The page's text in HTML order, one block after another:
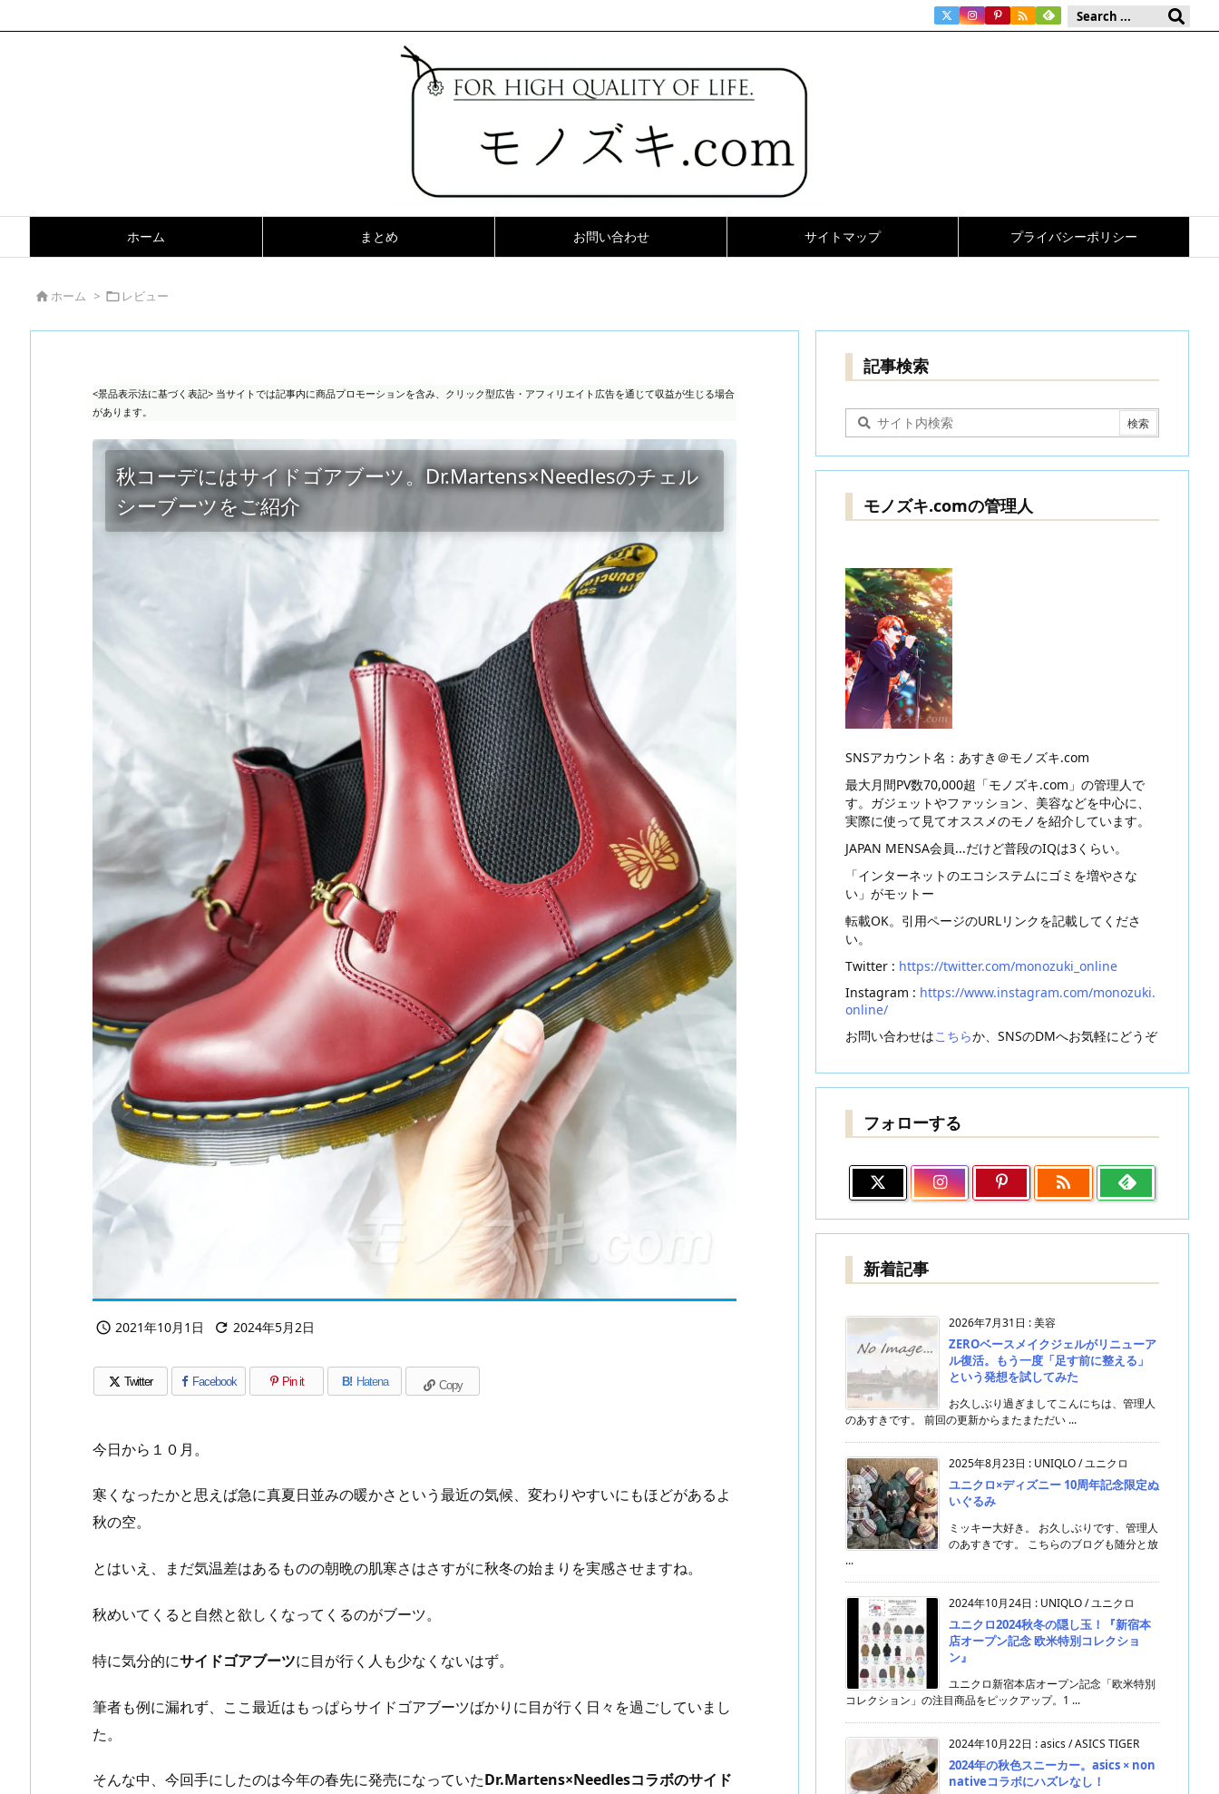
ホーム まとめ お問い合わせ サイトマップ プライバシーポリシー

ホーム >  レビュー
<景品表示法に基づく表記> 当サイトでは記事内に商品プロモーションを含み、クリック型広告・アフィリエイト広告を通じて収益が生じる場合
があります。
秋コーデにはサイドゴアブーツ。Dr.Martens×Needlesのチェル
シーブーツをご紹介
 2021年10月1日  2024年5月2日
Twitter Facebook Pin it B! Hatena Copy
今日から１０月。
寒くなったかと思えば急に真夏日並みの暖かさという最近の気候、変わりやすいにもほどがあるよ
秋の空。
とはいえ、まだ気温差はあるものの朝晩の肌寒さはさすがに秋冬の始まりを実感させますね。
秋めいてくると自然と欲しくなってくるのがブーツ。
特に気分的にサイドゴアブーツに目が行く人も少なくないはず。
筆者も例に漏れず、ここ最近はもっぱらサイドゴアブーツばかりに目が行く日々を過ごしていまし
た。
そんな中、今回手にしたのは今年の春先に発売になっていたDr.Martens×Needlesコラボのサイド
記事検索
モノズキ.comの管理人
SNSアカウント名：あすき＠モノズキ.com
最大月間PV数70,000超「モノズキ.com」の管理人で
す。ガジェットやファッション、美容などを中心に、
実際に使って見てオススメのモノを紹介しています。
JAPAN MENSA会員...だけど普段のIQは3くらい。
「インターネットのエコシステムにゴミを増やさな
い」がモットー
転載OK。引用ページのURLリンクを記載してくださ
い。
Twitter : https://twitter.com/monozuki_online
Instagram : https://www.instagram.com/monozuki.
online/
お問い合わせはこちらか、SNSのDMへお気軽にどうぞ
フォローする

新着記事
2026年7月31日 :美容
ZEROベースメイクジェルがリニューア
ル復活。もう一度「足す前に整える」
という発想を試してみた
お久しぶり過ぎましてこんにちは、管理人
のあすきです。 前回の更新からまたまただい ...
2025年8月23日 : UNIQLO / ユニクロ
ユニクロ×ディズニー 10周年記念限定ぬ
いぐるみ
ミッキー大好き。 お久しぶりです、管理人
のあすきです。 こちらのブログも随分と放
...
2024年10月24日 : UNIQLO / ユニクロ
ユニクロ2024秋冬の隠し玉！『新宿本
店オープン記念 欧米特別コレクショ
ン』
ユニクロ新宿本店オープン記念「欧米特別
コレクション」の注目商品をピックアップ。1 ...
2024年10月22日 :asics / ASICS TIGER
2024年の秋色スニーカー。asics × non
nativeコラボにハズレなし！